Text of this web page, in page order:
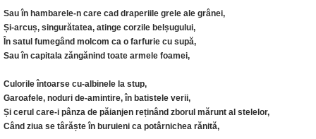
Sau în hambarele-n care cad draperiile grele ale grânei,
Și-arcuș, singurătatea, atinge corzile belșugului,
În satul fumegând molcom ca o farfurie cu supă,
Sau în capitala zăngănind toate armele foamei,
Culorile întoarse cu-albinele la stup,
Garoafele, noduri de-amintire, în batistele verii,
Și cerul care-i pânza de păianjen reținând zborul mărunt al stelelor,
Când ziua se târăște în buruieni ca potârnichea rănită,